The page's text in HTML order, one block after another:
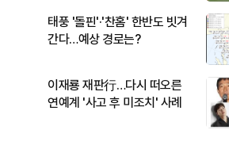
태풍 '돌핀'·'찬홈' 한반도 빗겨
간다…예상 경로는?
이재룡 재판行…다시 떠오른
연예계 '사고 후 미조치' 사례